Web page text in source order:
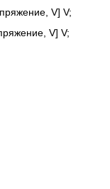
V] V;
V] V;